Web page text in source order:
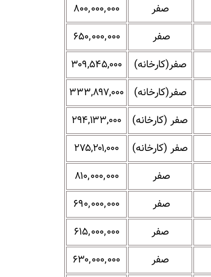
صفر
۸۰۰٬۰۰۰٬۰۰۰
صفر
۶۵۰٬۰۰۰٬۰۰۰
صفر(کارخانه)
۳۰۹,۵۴۵,۰۰۰
صفر(کارخانه)
۳۳۳,۸۹۷,۰۰۰
صفر (کارخانه)
۲۹۴,۱۳۳,۰۰۰
صفر (کارخانه)
۲۷۵,۲۰۱,۰۰۰
صفر
۸۱۰٬۰۰۰٬۰۰۰
صفر
۶۹۰٬۰۰۰٬۰۰۰
صفر
۶۱۵٬۰۰۰٬۰۰۰
صفر
۶۳۰٬۰۰۰٬۰۰۰